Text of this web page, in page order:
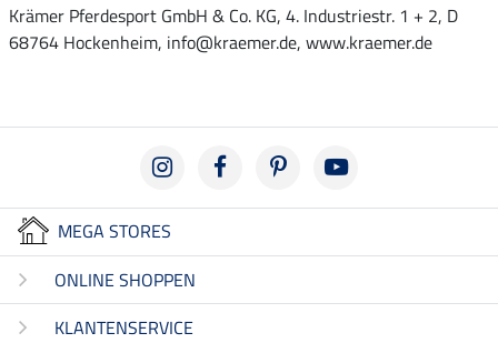
Krämer Pferdesport GmbH & Co. KG, 4. Industriestr. 1 + 2, D
68764 Hockenheim, info@kraemer.de, www.kraemer.de
MEGA STORES
ONLINE SHOPPEN
KLANTENSERVICE